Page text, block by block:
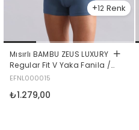
12
Mısırlı BAMBU ZEUS LUXURY
Regular Fit V Yaka Fanila /
T-Shirt Haki Zeytin
EFNL000015
₺1.279,00